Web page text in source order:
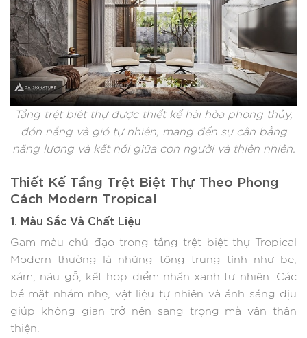
Tầng trệt biệt thự được thiết kế hài hòa phong thủy,
đón nắng và gió tự nhiên, mang đến sự cân bằng
năng lượng và kết nối giữa con người và thiên nhiên.
Thiết Kế Tầng Trệt Biệt Thự Theo Phong
Cách Modern Tropical
1. Màu Sắc Và Chất Liệu
Gam màu chủ đạo trong tầng trệt biệt thự Tropical
Modern thường là những tông trung tính như be,
xám, nâu gỗ, kết hợp điểm nhấn xanh tự nhiên. Các
bề mặt nhám nhẹ, vật liệu tự nhiên và ánh sáng dịu
giúp không gian trở nên sang trọng mà vẫn thân
thiện.